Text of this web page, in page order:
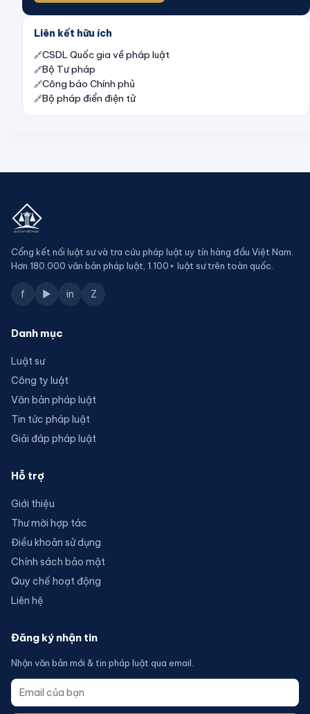
Liên kết hữu ích
CSDL Quốc gia về pháp luật
Bộ Tư pháp
Công báo Chính phủ
Bộ pháp điển điện tử
Cổng kết nối luật sư và tra cứu pháp luật uy tín hàng đầu Việt Nam.
Hơn 180.000 văn bản pháp luật, 1.100+ luật sư trên toàn quốc.
f ▶ in Z
Danh mục
Luật sư
Công ty luật
Văn bản pháp luật
Tin tức pháp luật
Giải đáp pháp luật
Hỗ trợ
Giới thiệu
Thư mời hợp tác
Điều khoản sử dụng
Chính sách bảo mật
Quy chế hoạt động
Liên hệ
Đăng ký nhận tin
Nhận văn bản mới & tin pháp luật qua email.